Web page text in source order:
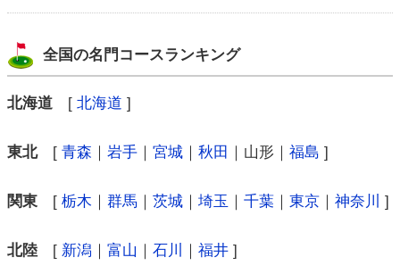
全国の名門コースランキング
北海道 [ 北海道 ]
東北[ 青森 岩手 宮城 秋田 ｜山形｜ 福島 ]
関東 [ 栃木 ｜ 群馬 ｜ 茨城 ｜ 埼玉 ｜ 千葉 ｜ 東京 ｜ 神奈川 ]
北陸 [ 新潟 ｜ 富山 ｜ 石川 ｜ 福井 ]